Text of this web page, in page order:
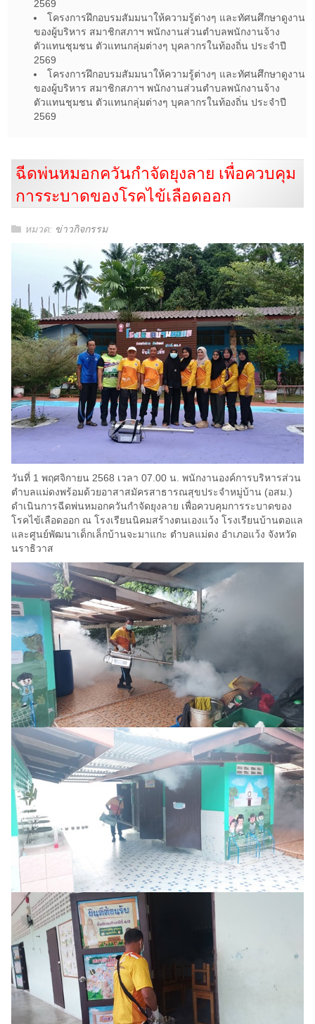
2569
โครงการฝึกอบรมสัมมนาให้ความรู้ต่างๆ และทัศนศึกษาดูงาน
ของผู้บริหาร สมาชิกสภาฯ พนักงานส่วนตำบลพนักงานจ้าง
ตัวแทนชุมชน ตัวแทนกลุ่มต่างๆ บุคลากรในท้องถิ่น ประจำปี
2569
โครงการฝึกอบรมสัมมนาให้ความรู้ต่างๆ และทัศนศึกษาดูงาน
ของผู้บริหาร สมาชิกสภาฯ พนักงานส่วนตำบลพนักงานจ้าง
ตัวแทนชุมชน ตัวแทนกลุ่มต่างๆ บุคลากรในท้องถิ่น ประจำปี
2569
ฉีดพ่นหมอกควันกำจัดยุงลาย เพื่อควบคุม
การระบาดของโรคไข้เลือดออก
หมวด: ข่าวกิจกรรม
วันที่ 1 พฤศจิกายน 2568 เวลา 07.00 น. พนักงานองค์การบริหารส่วน
ตำบลแม่ดงพร้อมด้วยอาสาสมัครสาธารณสุขประจำหมู่บ้าน (อสม.)
ดำเนินการฉีดพ่นหมอกควันกำจัดยุงลาย เพื่อควบคุมการระบาดของ
โรคไข้เลือดออก ณ โรงเรียนนิคมสร้างตนเองแว้ง โรงเรียนบ้านตอแล
และศูนย์พัฒนาเด็กเล็กบ้านจะมาแกะ ตำบลแม่ดง อำเภอแว้ง จังหวัด
นราธิวาส